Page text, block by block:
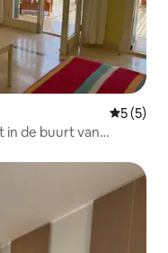
5 (5)
in de buurt van